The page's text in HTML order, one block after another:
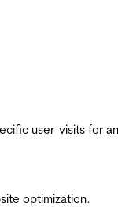
user-visits for
optimization.